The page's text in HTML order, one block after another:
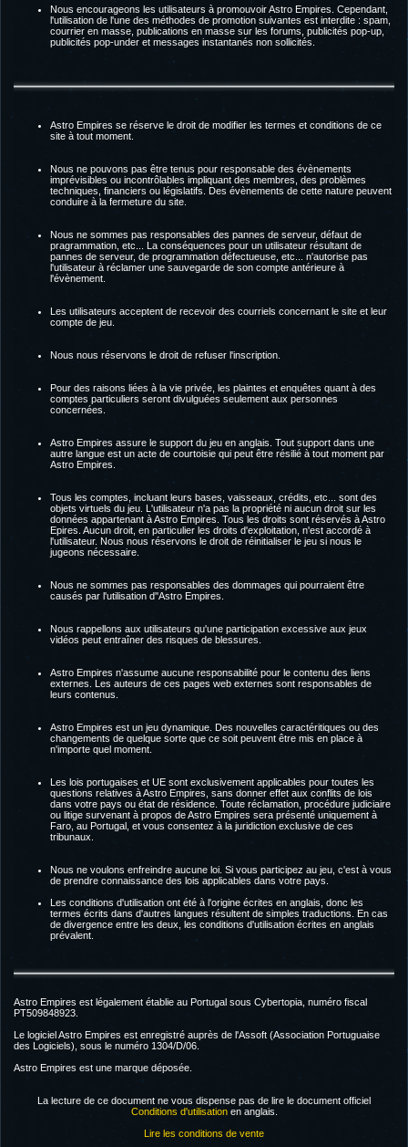
Nous encourageons les utilisateurs à promouvoir Astro Empires. Cependant,
l'utilisation de l'une des méthodes de promotion suivantes est interdite : spam,
courrier en masse, publications en masse sur les forums, publicités pop-up,
publicités pop-under et messages instantanés non sollicités.
Astro Empires se réserve le droit de modifier les termes et conditions de ce
site à tout moment.
Nous ne pouvons pas être tenus pour responsable des évènements
imprévisibles ou incontrôlables impliquant des membres, des problèmes
techniques, financiers ou législatifs. Des évènements de cette nature peuvent
conduire à la fermeture du site.
Nous ne sommes pas responsables des pannes de serveur, défaut de
pragrammation, etc... La conséquences pour un utilisateur résultant de
pannes de serveur, de programmation défectueuse, etc... n'autorise pas
l'utilisateur à réclamer une sauvegarde de son compte antérieure à
l'évènement.
Les utilisateurs acceptent de recevoir des courriels concernant le site et leur
compte de jeu.
Nous nous réservons le droit de refuser l'inscription.
Pour des raisons liées à la vie privée, les plaintes et enquêtes quant à des
comptes particuliers seront divulguées seulement aux personnes
concernées.
Astro Empires assure le support du jeu en anglais. Tout support dans une
autre langue est un acte de courtoisie qui peut être résilié à tout moment par
Astro Empires.
Tous les comptes, incluant leurs bases, vaisseaux, crédits, etc... sont des
objets virtuels du jeu. L'utilisateur n'a pas la propriété ni aucun droit sur les
données appartenant à Astro Empires. Tous les droits sont réservés à Astro
Epires. Aucun droit, en particulier les droits d'exploitation, n'est accordé à
l'utilisateur. Nous nous réservons le droit de réinitialiser le jeu si nous le
jugeons nécessaire.
Nous ne sommes pas responsables des dommages qui pourraient être
causés par l'utilisation d''Astro Empires.
Nous rappellons aux utilisateurs qu'une participation excessive aux jeux
vidéos peut entraîner des risques de blessures.
Astro Empires n'assume aucune responsabilité pour le contenu des liens
externes. Les auteurs de ces pages web externes sont responsables de
leurs contenus.
Astro Empires est un jeu dynamique. Des nouvelles caractéritiques ou des
changements de quelque sorte que ce soit peuvent être mis en place à
n'importe quel moment.
Les lois portugaises et UE sont exclusivement applicables pour toutes les
questions relatives à Astro Empires, sans donner effet aux conflits de lois
dans votre pays ou état de résidence. Toute réclamation, procédure judiciaire
ou litige survenant à propos de Astro Empires sera présenté uniquement à
Faro, au Portugal, et vous consentez à la juridiction exclusive de ces
tribunaux.
Nous ne voulons enfreindre aucune loi. Si vous participez au jeu, c'est à vous
de prendre connaissance des lois applicables dans votre pays.
Les conditions d'utilisation ont été à l'origine écrites en anglais, donc les
termes écrits dans d'autres langues résultent de simples traductions. En cas
de divergence entre les deux, les conditions d'utilisation écrites en anglais
prévalent.
Astro Empires est légalement établie au Portugal sous Cybertopia, numéro fiscal
PT509848923.
Le logiciel Astro Empires est enregistré auprès de l'Assoft (Association Portuguaise
des Logiciels), sous le numéro 1304/D/06.
Astro Empires est une marque déposée.
La lecture de ce document ne vous dispense pas de lire le document officiel
Conditions d'utilisationen anglais.
Lire les conditions de vente